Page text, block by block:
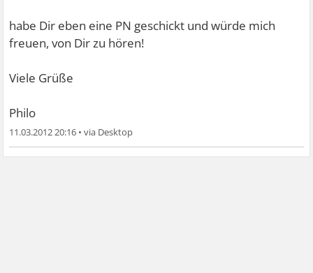
habe Dir eben eine PN geschickt und würde mich
freuen, von Dir zu hören!
Viele Grüße
Philo
11.03.2012 20:16 •